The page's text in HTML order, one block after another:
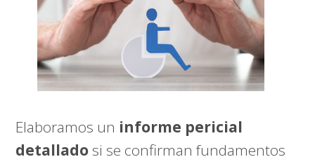
Elaboramos un informe pericial
detallado si se confirman fundamentos